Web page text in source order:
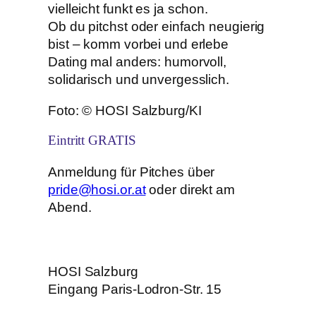
vielleicht funkt es ja schon.
Ob du pitchst oder einfach neugierig
bist – komm vorbei und erlebe
Dating mal anders: humorvoll,
solidarisch und unvergesslich.
Foto: © HOSI Salzburg/KI
Eintritt GRATIS
Anmeldung für Pitches über
pride@hosi.or.atoder direkt am
Abend.
HOSI Salzburg
Eingang Paris-Lodron-Str. 15